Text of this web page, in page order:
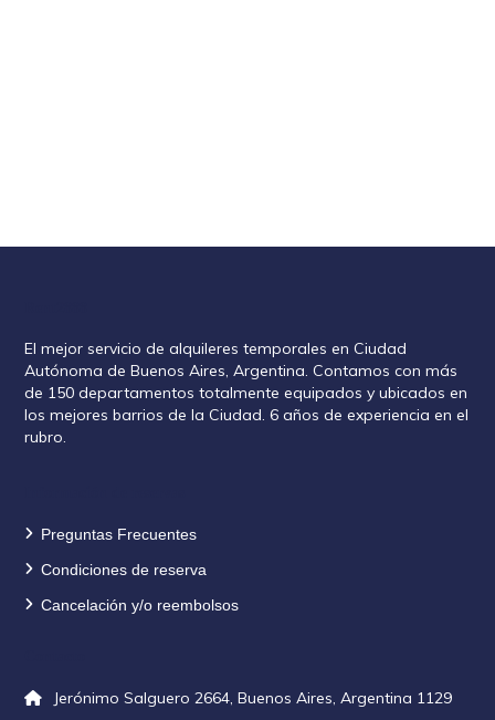
El mejor servicio de alquileres temporales en Ciudad
Autónoma de Buenos Aires, Argentina. Contamos con más
de 150 departamentos totalmente equipados y ubicados en
los mejores barrios de la Ciudad. 6 años de experiencia en el
rubro.
Preguntas Frecuentes
Condiciones de reserva
Cancelación y/o reembolsos
Jerónimo Salguero 2664, Buenos Aires, Argentina 1129